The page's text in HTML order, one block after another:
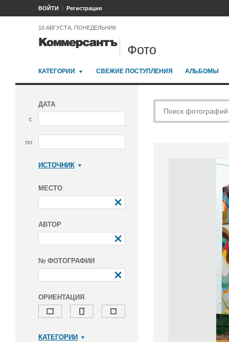
ВОЙТИ Регистрация
10 АВГУСТА, ПОНЕДЕЛЬНИК
Фото
КАТЕГОРИИ СВЕЖИЕ ПОСТУПЛЕНИЯ АЛЬБОМЫ
ДАТА
с
по
ИСТОЧНИК
МЕСТО
АВТОР
№ ФОТОГРАФИИ
ОРИЕНТАЦИЯ
КАТЕГОРИИ